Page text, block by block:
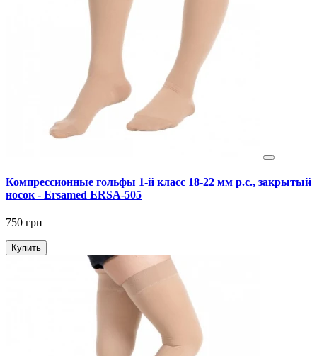
Компрессионные гольфы 1-й класс 18-22 мм р.с., закрытый
носок - Ersamed ERSA-505
750 грн
Купить